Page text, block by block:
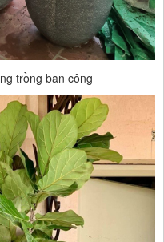
trồng ban công